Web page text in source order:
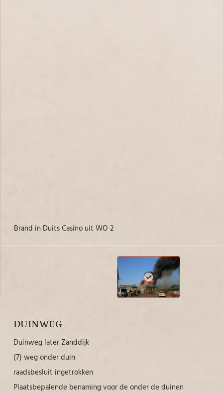
DUINWEG
Duinweg later Zanddijk
(7) weg onder duin
raadsbesluit ingetrokken
Plaatsbepalende benaming voor de onder de duinen
brand in Duits Casino uit WO 2